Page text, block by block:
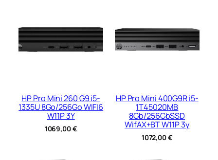
HP Pro Mini 260 G9 i5-
1335U 8Go/256Go WIFI6
W11P 3Y
1069,00€
HP Pro Mini 400G9R i5-
1T45020MB
8Gb/256GbSSD
WifAX+BT W11P 3y
1072,00€